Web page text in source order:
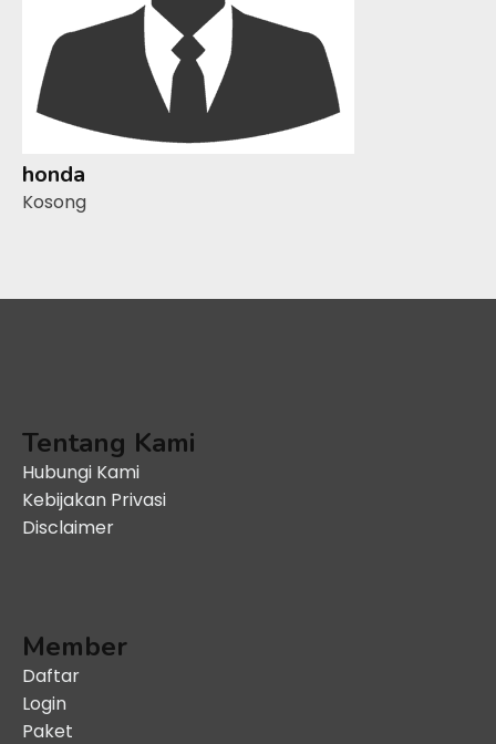
honda
Kosong
Tentang Kami
Hubungi Kami
Kebijakan Privasi
Disclaimer
Member
Daftar
Login
Paket